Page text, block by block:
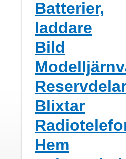
Batterier,
laddare
Bild
Blixtar
Hem